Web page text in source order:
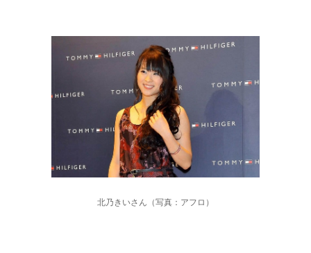
北乃きいさん（写真：アフロ）